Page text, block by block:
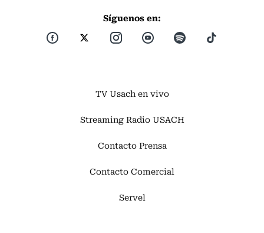
Síguenos en:
TV Usach en vivo
Streaming Radio USACH
Contacto Prensa
Contacto Comercial
Servel